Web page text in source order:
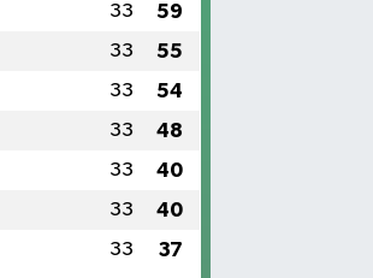
33 59
33 55
33 54
33 48
33 40
33 40
33 37